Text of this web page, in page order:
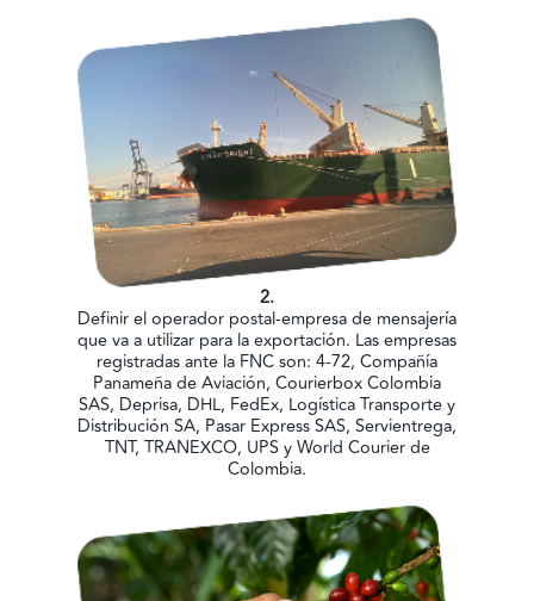
2.
Definir el operador postal-empresa de mensajería
que va a utilizar para la exportación. Las empresas
registradas ante la FNC son: 4-72, Compañía
Panameña de Aviación, Courierbox Colombia
SAS, Deprisa, DHL, FedEx, Logística Transporte y
Distribución SA, Pasar Express SAS, Servientrega,
TNT, TRANEXCO, UPS y World Courier de
Colombia.